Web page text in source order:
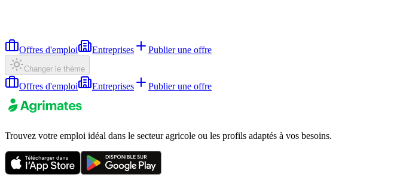
Offres d'emploi Entreprises Publier une offre
Changer le thème
Offres d'emploi Entreprises Publier une offre
Trouvez votre emploi idéal dans le secteur agricole ou les profils adaptés à vos besoins.